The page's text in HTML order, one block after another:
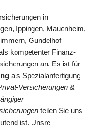
in
Ippingen, Mauenheim,
Gundelhof
kompetenter Finanz-
an. Es ist für
als Spezialanfertigung
Versicherungen &
teilen Sie uns
ist. Unsre